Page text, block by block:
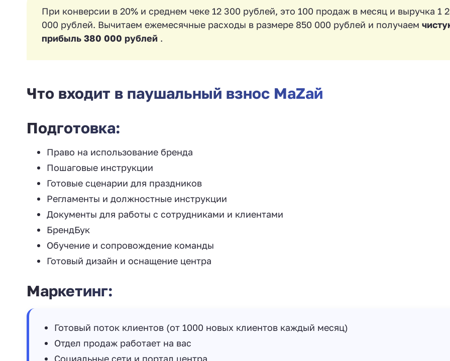
При конверсии в 20% и среднем чеке 12 300 рублей, это 100 продаж в месяц и выручка 1
000 рублей. Вычитаем ежемесячные расходы в размере 850 000 рублей и получаем
прибыль 380 000 рублей .
Что входит в паушальный взнос МаZaй
Подготовка:
Право на использование бренда
Пошаговые инструкции
Готовые сценарии для праздников
Регламенты и должностные инструкции
Документы для работы с сотрудниками и клиентами
БрендБук
Обучение и сопровождение команды
Готовый дизайн и оснащение центра
Маркетинг:
Готовый поток клиентов (от 1000 новых клиентов каждый месяц)
Отдел продаж работает на вас
Социальные сети и портал центра